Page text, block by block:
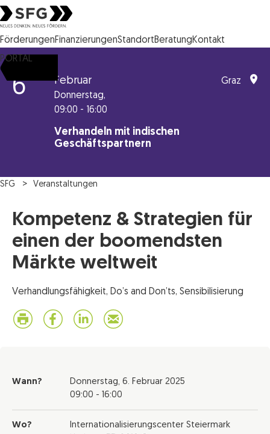
Steirische Wirtschaftsförderungsgesellschaft mbH SFG Logo
FörderungenFinanzierungenStandortBeratungKontakt
PORTAL
6 Februar
Donnerstag,
09:00 - 16:00
Verhandeln mit indischen
Geschäftspartnern
Graz
SFG Veranstaltungen
Kompetenz & Strategien für
einen der boomendsten
Märkte weltweit
Verhandlungsfähigkeit, Do’s and Don’ts, Sensibilisierung
Wann? Donnerstag, 6. Februar 2025
09:00 - 16:00
Wo?
Internationalisierungscenter Steiermark